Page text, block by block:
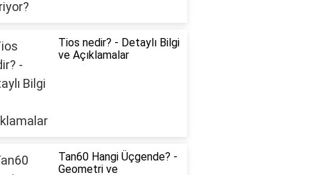
Tios nedir? - Detaylı Bilgi
ve Açıklamalar
Tan60 Hangi Üçgende? -
Geometri ve